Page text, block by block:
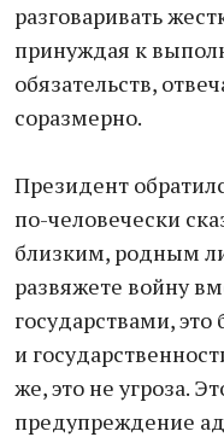
разговаривать
принуждая к
обязательств,
соразмерно.
Президент
по-человечески
близким, родным
развяжете войну
государствами,
и
же, это не угроза.
предупреждение